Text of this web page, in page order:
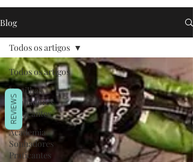
Blog
Todos os artigos
Partilhas
Sonhadores
Praticantes
Academia
Sonhadores
Praticantes
Todos os artigos
REVIEWS